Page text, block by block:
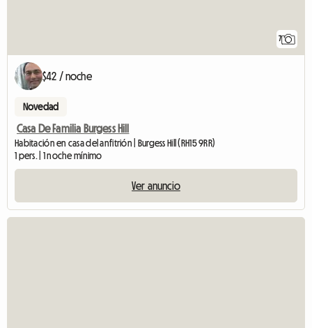
7
$42 / noche
Novedad
Casa De Familia Burgess Hill
Habitación en casa del anfitrión | Burgess Hill (RH15 9RR)
1 pers. | 1 noche mínimo
Ver anuncio